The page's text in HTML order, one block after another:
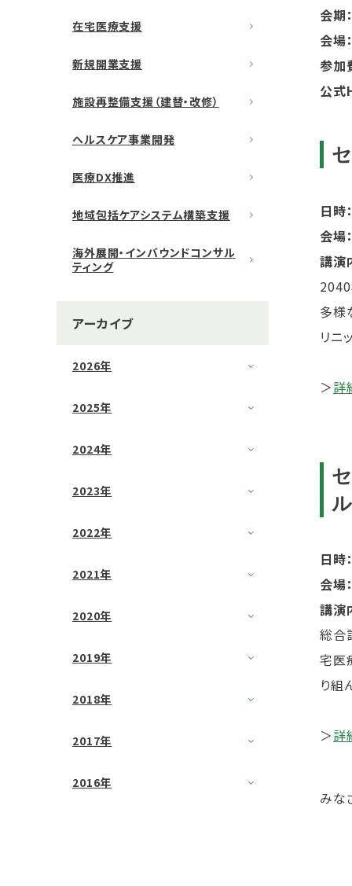
在宅医療支援
新規開業支援
施設再整備支援（建替・改修）
ヘルスケア事業開発
医療DX推進
地域包括ケアシステム構築支援
海外展開・インバウンドコンサル
ティング
アーカイブ
2026年
2025年
2024年
2023年
2022年
2021年
2020年
2019年
2018年
2017年
2016年
会期：
会場：
参加
公式
日時：
会場：
講演
2040
多様
リニ
＞詳
日時：
会場：
講演
総合
宅医
り組
＞詳
みな